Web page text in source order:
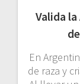
Valida
En
de raza y